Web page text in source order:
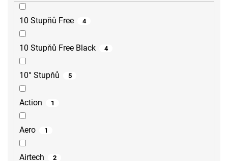
10 Stupňů Free 4
10 Stupňů Free Black 4
10° Stupňů 5
Action 1
Aero 1
Airtech 2